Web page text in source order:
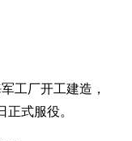
工厂开工建造，
式服役。